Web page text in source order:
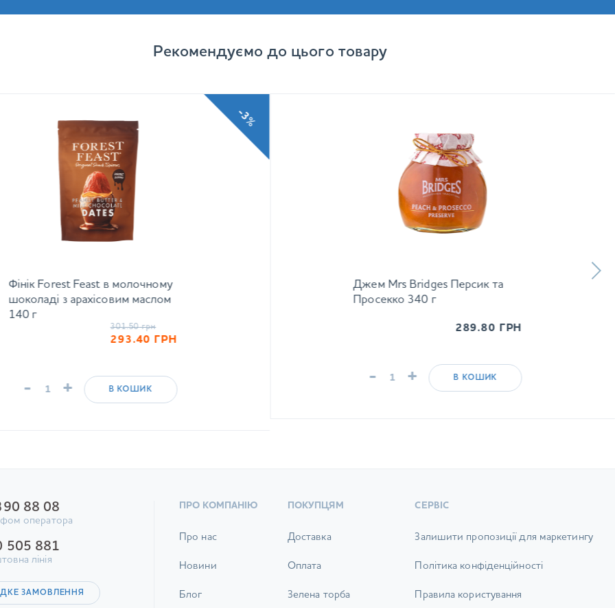
Рекомендуємо до цього товару
Фінік Forest Feast в молочному
шоколаді з арахісовим маслом
140 г
301.50 грн
293.40 ГРН
- + В КОШИК
-3%
Джем Mrs Bridges Персик та
Просекко 340 г
289.80 ГРН
- + В КОШИК
88 08
оператора
505 881
лінія
ЗАМОВЛЕННЯ
ПРО КОМПАНІЮ
Про нас
Новини
Блог
ПОКУПЦЯМ
Доставка
Оплата
Зелена торба
СЕРВІС
Залишити пропозиції для маркетингу
Політика конфіденційності
Правила користування